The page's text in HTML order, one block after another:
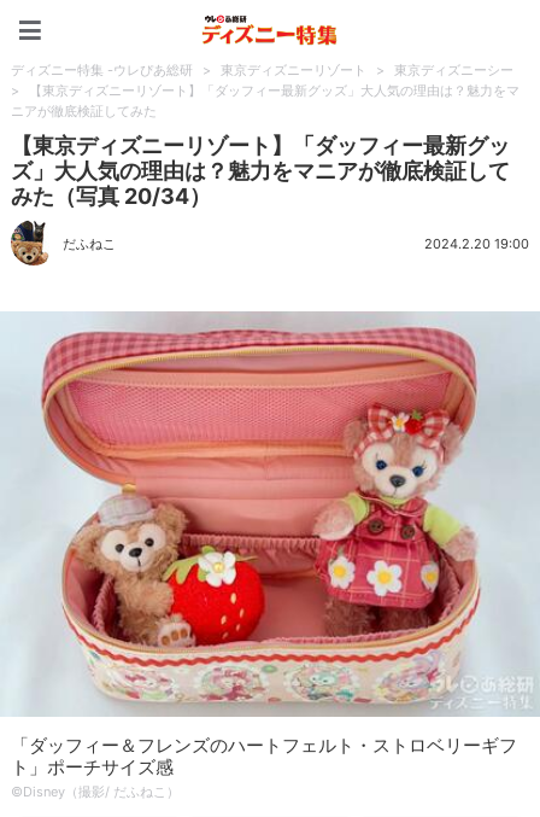
ディズニー特集 -ウレぴあ総研 > 東京ディズニーリゾート >
東京ディズニーシー
>
【東京ディズニーリゾート】「ダッフィー最新グッズ」大人気の理由は？魅力をマ
ニアが徹底検証してみた
【東京ディズニーリゾート】「ダッフィー最新グッ
ズ」大人気の理由は？魅力をマニアが徹底検証して
みた（写真 20/34）
だふねこ 2024.2.20 19:00
「ダッフィー＆フレンズのハートフェルト・ストロベリーギフ
ト」ポーチサイズ感
©Disney（撮影/ だふねこ）